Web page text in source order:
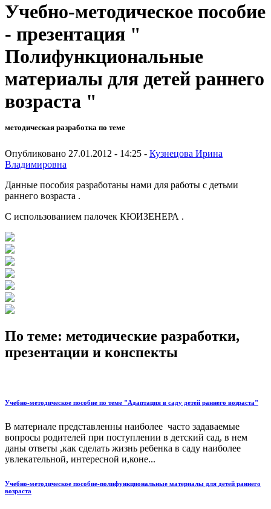
Учебно-методическое пособие
- презентация "
Полифункциональные
материалы для детей раннего
возраста "
методическая разработка по теме
Опубликовано 27.01.2012 - 14:25 - Кузнецова Ирина
Владимировна
Данные пособия разработаны нами для работы с детьми
раннего возраста .
С использованием палочек КЮИЗЕНЕРА .
По теме: методические разработки,
презентации и конспекты
Учебно-методическое пособие по теме "Адаптация в саду детей раннего возраста"
В материале представленны наиболее часто задаваемые
вопросы родителей при поступлении в детский сад, в нем
даны ответы ,как сделать жизнь ребенка в саду наиболее
увлекательной, интересной и,коне...
Учебно-методическое пособие-полифункциональные материалы для детей раннего
возраста